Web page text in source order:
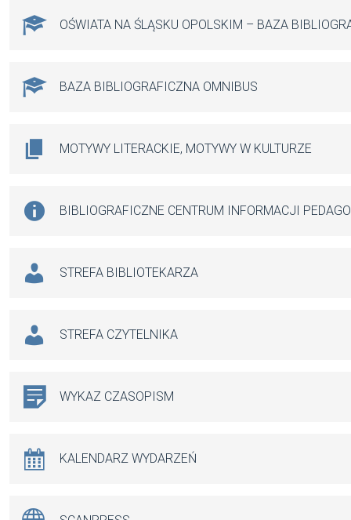
OŚWIATA NA ŚLĄSKU OPOLSKIM – BAZA
BAZA BIBLIOGRAFICZNA OMNIBUS
MOTYWY LITERACKIE, MOTYWY W KULTURZE
BIBLIOGRAFICZNE CENTRUM INFORMACJI
STREFA BIBLIOTEKARZA
STREFA CZYTELNIKA
WYKAZ CZASOPISM
KALENDARZ WYDARZEŃ